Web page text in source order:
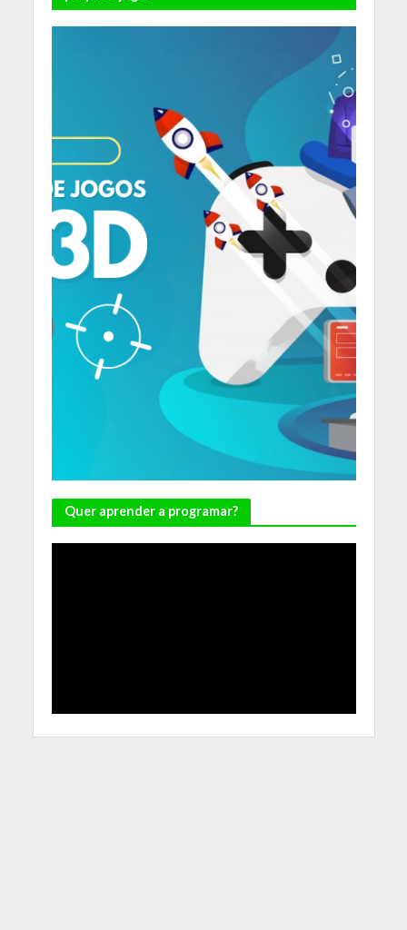
Quer aprender a programar?